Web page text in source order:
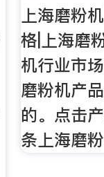
上海磨粉
格|上海磨
机行业市
磨粉机产
的。点击
条上海磨